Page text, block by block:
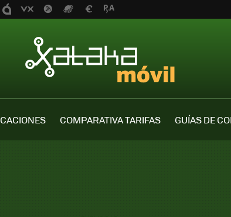
COMPARATIVA TARIFAS
GUÍAS DE